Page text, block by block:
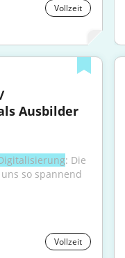
Vollzeit
Ausbilder
: Die
so spannend
Vollzeit